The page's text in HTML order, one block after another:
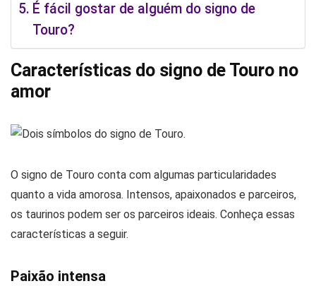
É fácil gostar de alguém do signo de
Touro?
Características do signo de Touro no
amor
O signo de Touro conta com algumas particularidades
quanto a vida amorosa. Intensos, apaixonados e parceiros,
os taurinos podem ser os parceiros ideais. Conheça essas
características a seguir.
Paixão intensa